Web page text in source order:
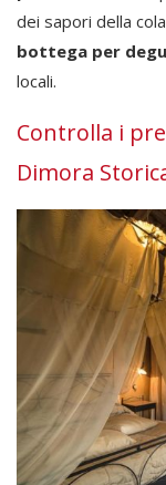
dei sapori della
bottega per
locali.
Controlla i
Dimora